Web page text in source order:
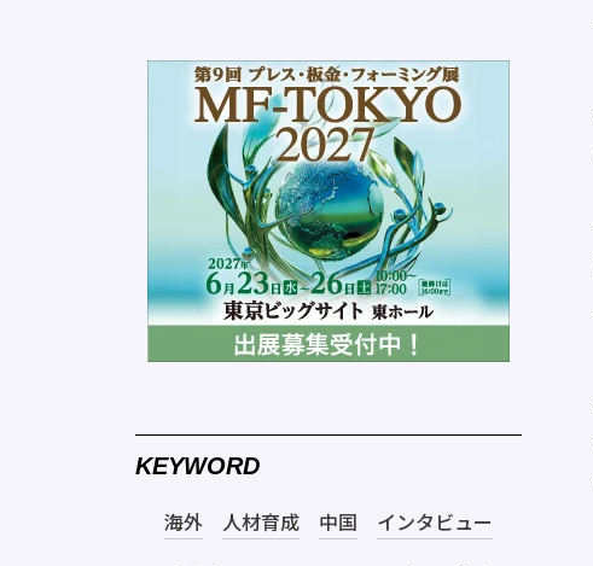
KEYWORD
海外 人材育成 中国 インタビュー